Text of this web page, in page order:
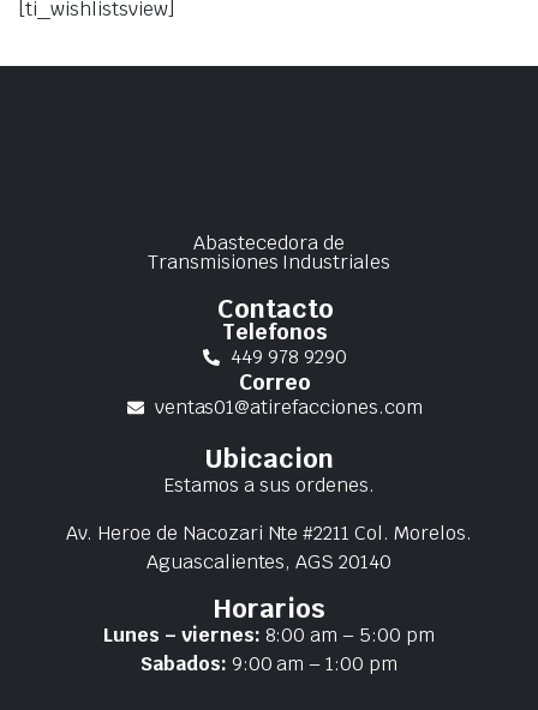
[ti_wishlistsview]
Abastecedora de
Transmisiones Industriales
Contacto
Telefonos
449 978 9290
Correo
ventas01@atirefacciones.com
Ubicacion
Estamos a sus ordenes.
Av. Heroe de Nacozari Nte #2211 Col. Morelos.
Aguascalientes, AGS 20140
Horarios
Lunes – viernes: 8:00 am – 5:00 pm
Sabados: 9:00 am – 1:00 pm